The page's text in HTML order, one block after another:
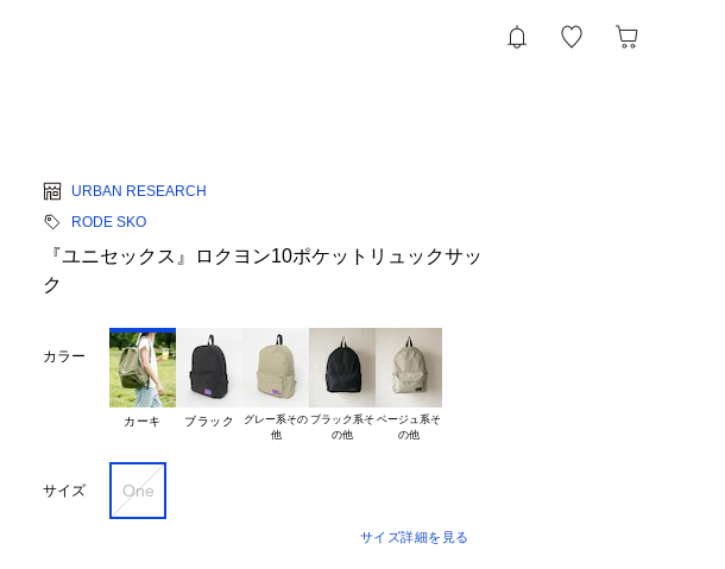
URBAN RESEARCH
RODE SKO
『ユニセックス』ロクヨン10ポケットリュックサッ
ク
カラー
カーキ ブラック
グレー系その
他
ブラック系そ ベージュ系そ
サイズ One
サイズ詳細を見る